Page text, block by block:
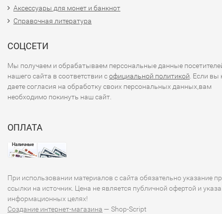
Аксессуары для монет и банкнот
Справочная литература
СОЦСЕТИ
Мы получаем и обрабатываем персональные данные
нашего сайта в соответствии софициальной политикой . Если вы
даете согласия на обработку своих персональных данных,вам
необходимо покинуть наш сайт.
ОПЛАТА
При использовании материалов с сайта обязательно указание
ссылки на источник. Цена не является публичной офертой и
информационных целях!
Создание интернет-магазина — Shop-Script